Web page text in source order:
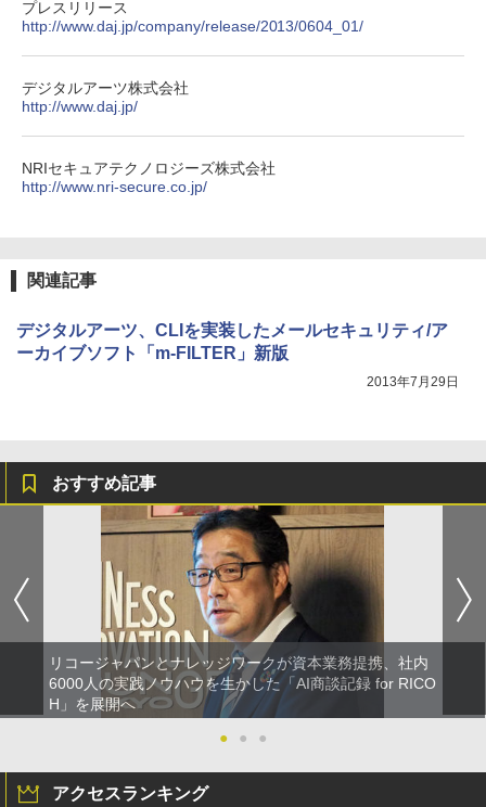
プレスリリース
http://www.daj.jp/company/release/2013/0604_01/
デジタルアーツ株式会社
http://www.daj.jp/
NRIセキュアテクノロジーズ株式会社
http://www.nri-secure.co.jp/
関連記事
デジタルアーツ、CLIを実装したメールセキュリティ/ア
ーカイブソフト「m-FILTER」新版
2013年7月29日
おすすめ記事
リコージャパンとナレッジワークが資本業務提携、社内
6000人の実践ノウハウを生かした「AI商談記録 for RICO
H」を展開へ
●
● ●
アクセスランキング